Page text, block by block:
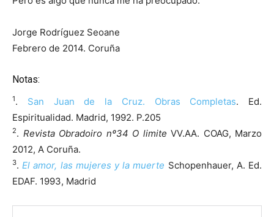
Jorge Rodríguez Seoane
Febrero de 2014. Coruña
Notas:
1. San Juan de la Cruz. Obras Completas. Ed.
Espiritualidad. Madrid, 1992. P.205
2. Revista Obradoiro nº34 O limite VV.AA. COAG, Marzo
2012, A Coruña.
3.El amor, las mujeres y la muerte Schopenhauer, A. Ed.
EDAF. 1993, Madrid